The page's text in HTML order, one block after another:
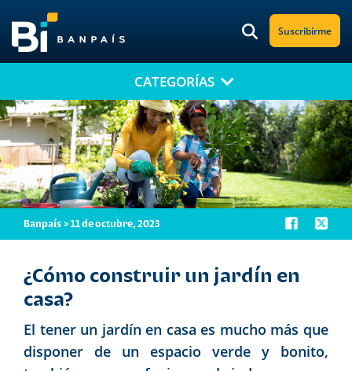
Suscribirme
¡No te pierdas nuestro nuevo contenido!
Suscríbete a nuestro blog y recibe mensualmente en tu correo
electrónico, las noticias más relevantes.
CATEGORÍAS
Banpaís > 11 de octubre, 2023
¿Cómo construir un jardín en
casa?
El tener un jardín en casa es mucho más que
disponer de un espacio verde y bonito,